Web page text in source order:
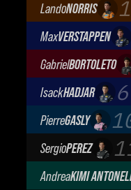
LandoNORRIS 1
McLaren
MaxVERSTAPPEN
Oracle Red
GabrielBORTOLETO
Audi Revolut
IsackHADJAR 6
Oracle Red
PierreGASLY
BWT Alpine
SergioPEREZ
Cadillac
AndreaKIMI